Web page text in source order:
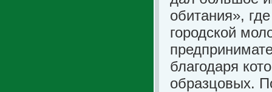
обитания»,
городской
благодаря
образцовых.